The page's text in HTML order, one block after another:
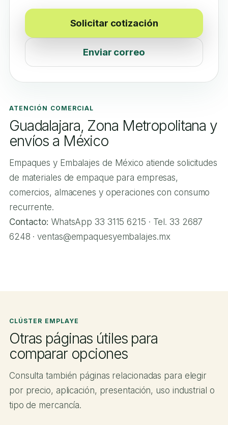
Solicitar cotización
Enviar correo
ATENCIÓN COMERCIAL
Guadalajara, Zona Metropolitana y
envíos a México
Empaques y Embalajes de México atiende solicitudes
de materiales de empaque para empresas,
comercios, almacenes y operaciones con consumo
recurrente.
Contacto: WhatsApp 33 3115 6215 · Tel. 33 2687
6248 · ventas@empaquesyembalajes.mx
CLÚSTER EMPLAYE
Otras páginas útiles para
comparar opciones
Consulta también páginas relacionadas para elegir
por precio, aplicación, presentación, uso industrial o
tipo de mercancía.